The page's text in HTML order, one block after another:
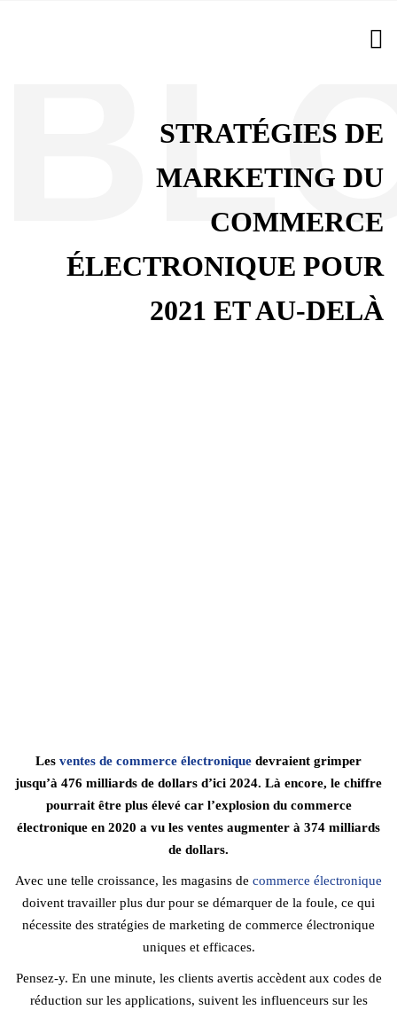
STRATÉGIES DE
MARKETING DU
COMMERCE
ÉLECTRONIQUE POUR
2021 ET AU-DELÀ
Les ventes de commerce électronique devraient grimper
jusqu’à 476 milliards de dollars d’ici 2024. Là encore, le chiffre
pourrait être plus élevé car l’explosion du commerce
électronique en 2020 a vu les ventes augmenter à 374 milliards
de dollars.
Avec une telle croissance, les magasins de commerce électronique
doivent travailler plus dur pour se démarquer de la foule, ce qui
nécessite des stratégies de marketing de commerce électronique
uniques et efficaces.
Pensez-y. En une minute, les clients avertis accèdent aux codes de
réduction sur les applications, suivent les influenceurs sur les